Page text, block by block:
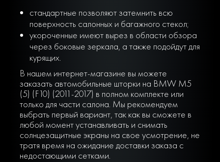
стандартные позволяют затемнить всю
поверхность салонных и багажного стекол;
укороченные имеют вырез в области обзора
через боковые зеркала, а также подойдут для
курящих.
В нашем интернет-магазине вы можете
заказать автомобильные шторки на BMW M5
(5) (F10) (2011-2017) в полном комплекте или
только для части салона. Мы рекомендуем
выбрать первый вариант, так как вы сможете в
любой момент устанавливать и снимать
солнцезащитные экраны на свое усмотрение, не
тратя время на ожидание доставки заказа с
недостающими сетками.